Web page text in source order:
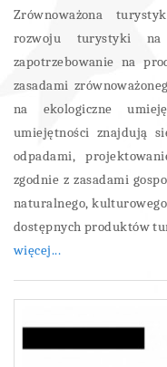
Zrównoważona
rozwoju turystyki na
zapotrzebowanie na
zasadami
na ekologiczne
umiejętności znajdują
odpadami,
zgodnie z zasadami
naturalnego,
dostępnych produktów
więcej...